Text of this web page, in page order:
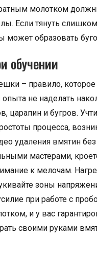
молотком
Если тянуть
может образовать
обучении
– правило,
не наделать
царапин и бугров.
процесса,
удаления вмятин
мастерами,
к мелочам.
зоны
при работе с
и у вас
своими руками